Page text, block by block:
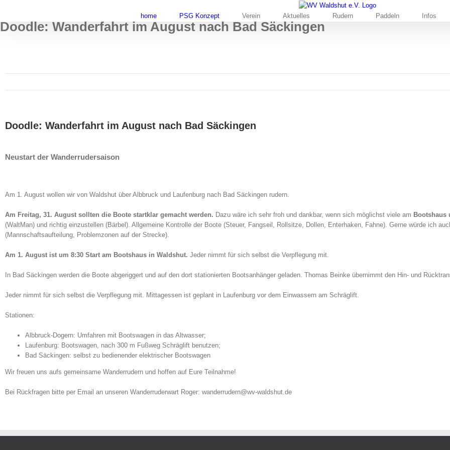
content
home PSG Konzept Verein Aktuelles Rudern Paddeln Infos
Doodle: Wanderfahrt im August nach Bad Säckingen
Doodle: Wanderfahrt im August nach Bad Säckingen
Neustart der Wanderrudersaison
Am 1. August wollen wir von Waldshut über Albbruck und Laufenburg nach Bad Säckingen rudern.
Am Freitag, 31. August sollten die Boote startklar gemacht werden. Dazu wäre ich sehr froh und dankbar, wenn sich möglichst viele am Bootshaus
(WaltMan) und richtig einzustellen (Bärbel). Allgemeine Kontrolle der Boote (Steuer, Fangseil, Rollsitze, Dollen, Enterhaken, Fahne). Gerne würde ich
(Mannschaftsaufteilung, Problemzonen auf der Strecke).
Am 1. August ist um 8:30 Start am Bootshaus in Waldshut. Jeder nimmt für sich selbst die Verpflegung mit.
In Bad Säckingen werden die Boote abgeriggert und auf den dort stationierten Bootsanhänger geladen. Thomas Beinke übernimmt den Hin- und
Jeder nimmt für sich selbst die Verpflegung mit. Mittagessen ist geplant in Laufenburg vor dem Einwassern am Schräglift.
Stationen:
Albbruck-Dogern: Umfahren mit Bootswagen in das Altwasser;
Laufenburg: Bootswagen, nach 300 m Fußweg Schräglift benutzen;
Bad Säckingen: selbst zu bedienender elektrischer Bootswagen
Wir freuen uns aufs gemeinsame Wanderrudern und hoffen auf Eure Teilnahme!
Bei Rückfragen bitte per Email an unseren Wanderruderwart Roger: wanderrudern@wv-waldshut.de